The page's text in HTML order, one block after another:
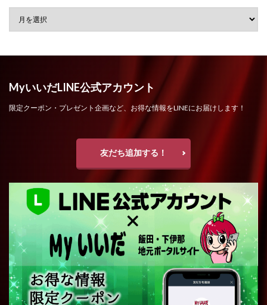
MyいいだLINE公式アカウント
限定クーポン・プレゼント企画など、お得な情報をLINEにお届けします！
友だち追加する！